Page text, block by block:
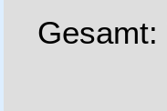
Gesamt: